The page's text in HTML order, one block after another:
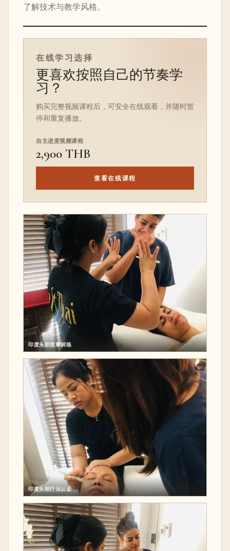
了解技术与教学风格。
在线课程预告片
在线学习选择
更喜欢按照自己的节奏学
习？
购买完整视频课程后，可安全在线观看，并随时暂
停和重复播放。
自主进度视频课程
2,900 THB
查看在线课程
印度头部按摩训练
印度头部疗法认证